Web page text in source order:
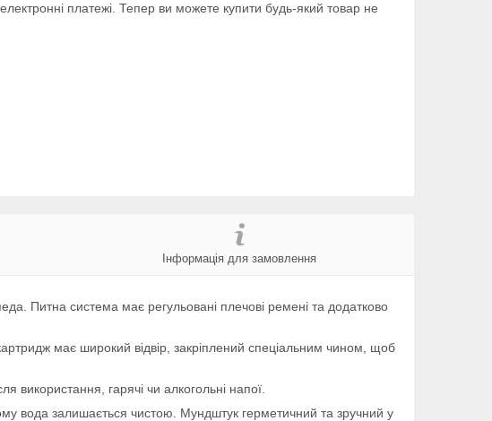
платежі. Тепер ви можете купити будь-який товар не
Інформація для замовлення
Питна система має регульовані плечові ремені та додатково
має широкий відвір, закріплений спеціальним чином, щоб
використання, гарячі чи алкогольні напої.
вода залишається чистою. Мундштук герметичний та зручний у